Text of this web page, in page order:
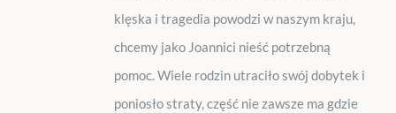
klęska i tragedia powodzi w naszym kraju,
chcemy jako Joannici nieść potrzebną
pomoc. Wiele rodzin utraciło swój dobytek i
poniosło straty, część nie zawsze ma gdzie